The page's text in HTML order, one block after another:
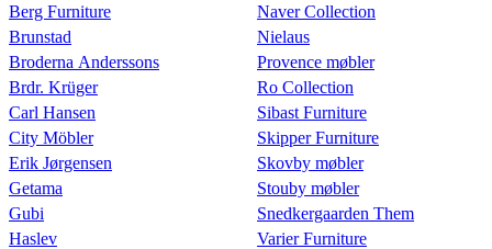
Berg Furniture
Brunstad
Broderna Anderssons
Brdr. Krüger
Carl Hansen
City Möbler
Erik Jørgensen
Getama
Gubi
Haslev
Naver Collection
Nielaus
Provence møbler
Ro Collection
Sibast Furniture
Skipper Furniture
Skovby møbler
Stouby møbler
Snedkergaarden Them
Varier Furniture